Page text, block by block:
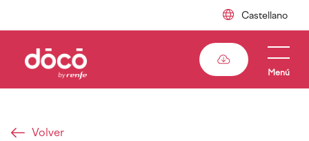
principal
Menú
Volver